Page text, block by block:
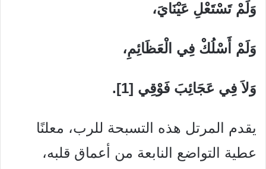
وَلَمْ تَسْتَعْلِ عَيْنَايَ،
وَلَمْ أَسْلُكْ فِي الْعَظَائِمِ،
وَلاَ فِي عَجَائِبَ فَوْقِي [1].
يقدم المرتل هذه التسبحة للرب، معلنًا
عطية التواضع النابعة من أعماق قلبه،